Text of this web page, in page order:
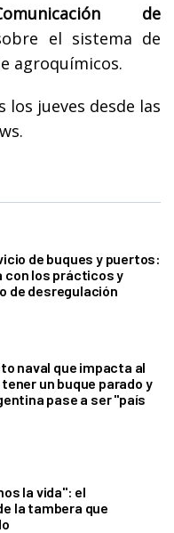
de
el sistema de
agroquímicos.
jueves desde las
de buques y puertos:
con los prácticos y
de desregulación
naval que impacta al
un buque parado y
pase a ser "país
la vida": el
la tambera que